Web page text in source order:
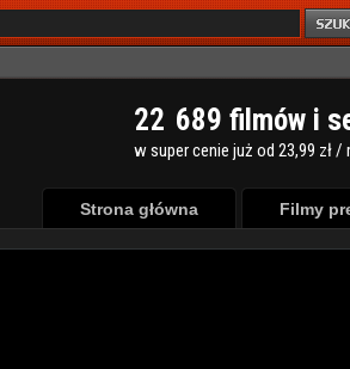
22 689 filmów i
w super cenie już od 23,99 zł /
Strona główna Filmy